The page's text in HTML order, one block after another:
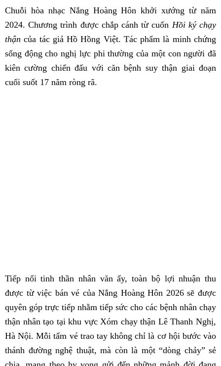
Chuỗi hòa nhạc Nắng Hoàng Hôn khởi xướng từ năm
2024. Chương trình được chắp cánh từ cuốn Hồi ký chạy
thận của tác giả Hồ Hồng Việt. Tác phẩm là minh chứng
sống động cho nghị lực phi thường của một con người đã
kiên cường chiến đấu với căn bệnh suy thận giai đoạn
cuối suốt 17 năm ròng rã.
Tiếp nối tinh thần nhân văn ấy, toàn bộ lợi nhuận thu
được từ việc bán vé của Nắng Hoàng Hôn 2026 sẽ được
quyên góp trực tiếp nhằm tiếp sức cho các bệnh nhân chạy
thận nhân tạo tại khu vực Xóm chạy thận Lê Thanh Nghị,
Hà Nội. Mỗi tấm vé trao tay không chỉ là cơ hội bước vào
thánh đường nghệ thuật, mà còn là một “dòng chảy” sẻ